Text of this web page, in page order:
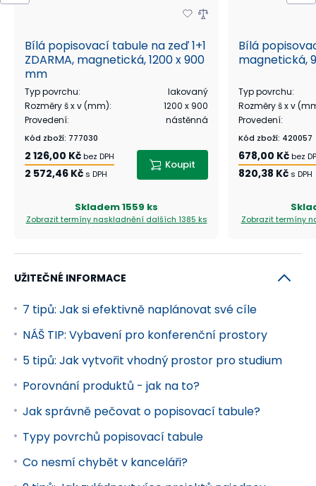
Bílá popisovací tabule na zeď 1+1
ZDARMA, magnetická, 1200 x 900
mm
Typ povrchu:
lakovaný
Rozměry š x v (mm):
1200 x 900
Provedení: nástěnná
Kód zboží: 777030
2 126,00 Kčbez DPH
2 572,46 Kč s DPH
Koupit
Skladem1559 ks
Zobrazit termíny naskladnění dalších 1385 ks
Bílá
magnetická,
Typ povrchu:
Rozměry š x v
Provedení:
Kód zboží: 420057
678,00 Kčbez
820,38 Kč s DPH
Zobrazit termíny
UŽITEČNÉ INFORMACE
7 tipů: Jak si efektivně naplánovat své cíle
NÁŠ TIP: Vybavení pro konferenční prostory
5 tipů: Jak vytvořit vhodný prostor pro studium
Porovnání produktů - jak na to?
Jak správně pečovat o popisovací tabule?
Typy povrchů popisovací tabule
Co nesmí chybět v kanceláři?